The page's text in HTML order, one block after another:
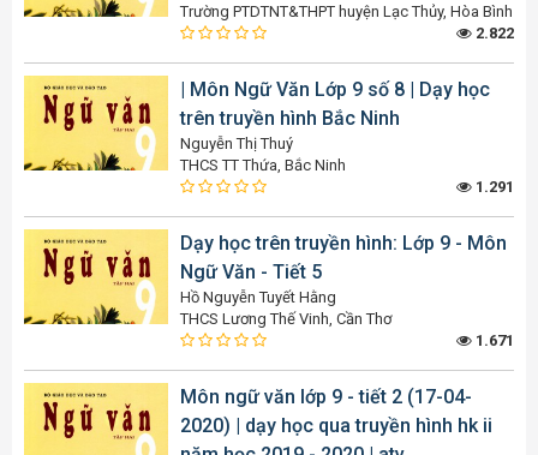
Trường PTDTNT&THPT huyện Lạc Thủy, Hòa Bình
2.822
| Môn Ngữ Văn Lớp 9 số 8 | Dạy học
trên truyền hình Bắc Ninh
Nguyễn Thị Thuý
THCS TT Thứa, Bắc Ninh
1.291
Dạy học trên truyền hình: Lớp 9 - Môn
Ngữ Văn - Tiết 5
Hồ Nguyễn Tuyết Hằng
THCS Lương Thế Vinh, Cần Thơ
1.671
Môn ngữ văn lớp 9 - tiết 2 (17-04-
2020) | dạy học qua truyền hình hk ii